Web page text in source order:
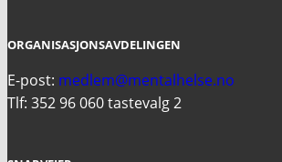
ORGANISASJONSAVDELINGEN
E-post: medlem@mentalhelse.no
Tlf: 352 96 060 tastevalg 2